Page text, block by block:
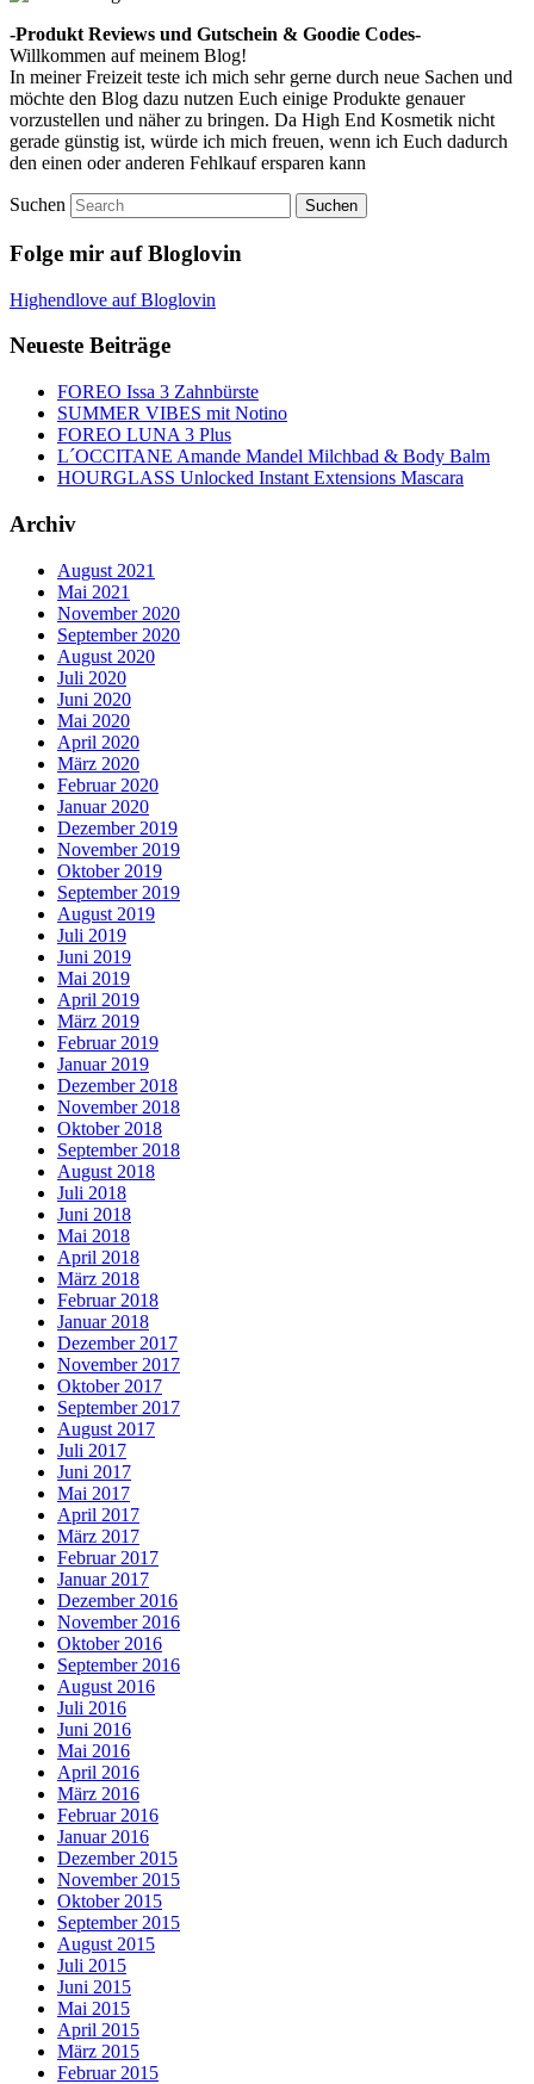
-Produkt Reviews und Gutschein & Goodie Codes-
Willkommen auf meinem Blog!
In meiner Freizeit teste ich mich sehr gerne durch neue Sachen und
möchte den Blog dazu nutzen Euch einige Produkte genauer
vorzustellen und näher zu bringen. Da High End Kosmetik nicht
gerade günstig ist, würde ich mich freuen, wenn ich Euch dadurch
den einen oder anderen Fehlkauf ersparen kann
Suchen
Folge mir auf Bloglovin
Highendlove auf Bloglovin
Neueste Beiträge
FOREO Issa 3 Zahnbürste
SUMMER VIBES mit Notino
FOREO LUNA 3 Plus
L´OCCITANE Amande Mandel Milchbad & Body Balm
HOURGLASS Unlocked Instant Extensions Mascara
Archiv
August 2021
Mai 2021
November 2020
September 2020
August 2020
Juli 2020
Juni 2020
Mai 2020
April 2020
März 2020
Februar 2020
Januar 2020
Dezember 2019
November 2019
Oktober 2019
September 2019
August 2019
Juli 2019
Juni 2019
Mai 2019
April 2019
März 2019
Februar 2019
Januar 2019
Dezember 2018
November 2018
Oktober 2018
September 2018
August 2018
Juli 2018
Juni 2018
Mai 2018
April 2018
März 2018
Februar 2018
Januar 2018
Dezember 2017
November 2017
Oktober 2017
September 2017
August 2017
Juli 2017
Juni 2017
Mai 2017
April 2017
März 2017
Februar 2017
Januar 2017
Dezember 2016
November 2016
Oktober 2016
September 2016
August 2016
Juli 2016
Juni 2016
Mai 2016
April 2016
März 2016
Februar 2016
Januar 2016
Dezember 2015
November 2015
Oktober 2015
September 2015
August 2015
Juli 2015
Juni 2015
Mai 2015
April 2015
März 2015
Februar 2015